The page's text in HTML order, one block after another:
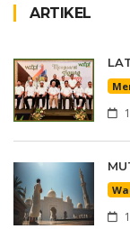
ARTIKEL